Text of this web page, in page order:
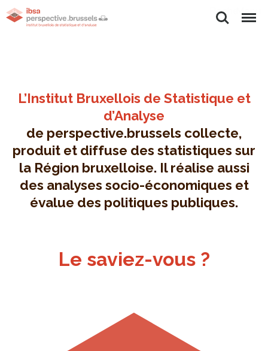
Rechercher
Menu
L’Institut Bruxellois de Statistique et
d’Analyse
de perspective.brussels collecte,
produit et diffuse des statistiques sur
la Région bruxelloise. Il réalise aussi
des analyses socio-économiques et
évalue des politiques publiques.
Le saviez-vous ?